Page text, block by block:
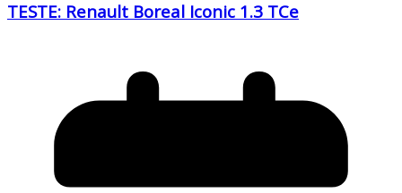
TESTE: Renault Boreal Iconic 1.3 TCe